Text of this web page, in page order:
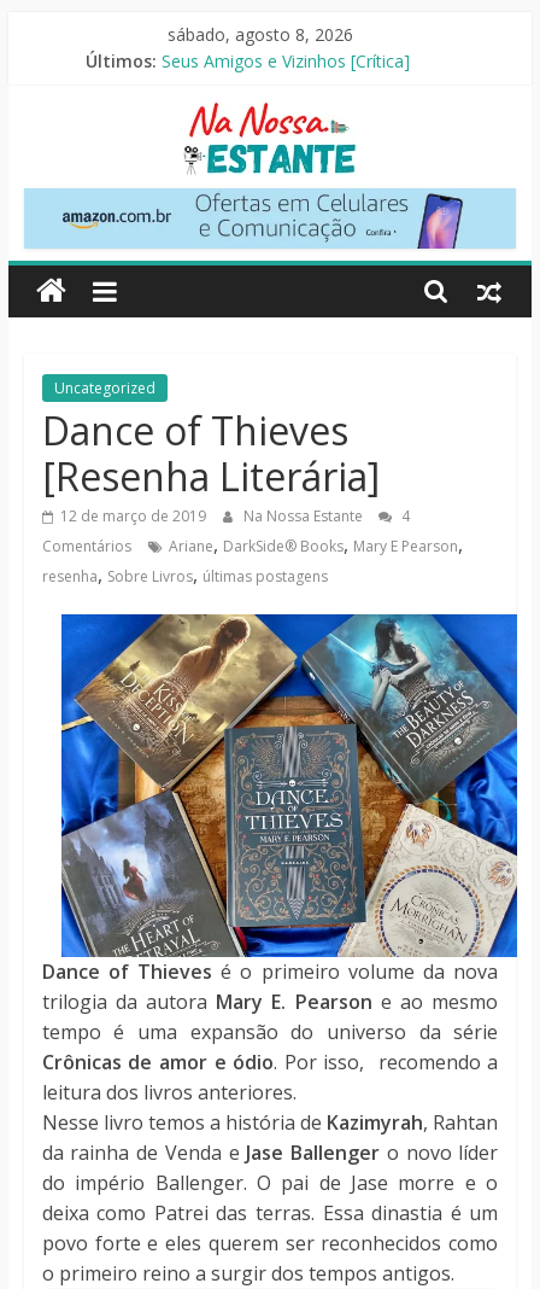
sábado, agosto 8, 2026
Últimos:
Slow Horses – 3ª Temporada [Crítica]
Seus Amigos e Vizinhos [Crítica]
As Ovelhas Detetives [Crítica]
Mestres do Universo [Crtítica]
Na
Nossa
Estante
Críticas
livros,
filmes,
séries
Uncategorized
Dance of Thieves
[Resenha Literária]
12 de março de 2019 Na Nossa Estante
4
Comentários
Ariane, DarkSide® Books, Mary E Pearson,
resenha, Sobre Livros, últimas postagens
Dance of Thieves é o primeiro volume da nova
trilogia da autora Mary E. Pearson e ao mesmo
tempo é uma expansão do universo da série
Crônicas de amor e ódio. Por isso, recomendo a
leitura dos livros anteriores.
Nesse livro temos a história de Kazimyrah, Rahtan
da rainha de Venda e Jase Ballenger o novo líder
do império Ballenger. O pai de Jase morre e o
deixa como Patrei das terras. Essa dinastia é um
povo forte e eles querem ser reconhecidos como
o primeiro reino a surgir dos tempos antigos.